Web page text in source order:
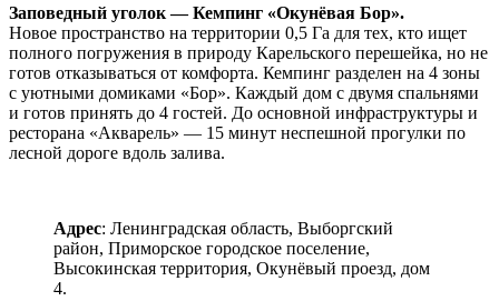
Заповедный уголок — Кемпинг «Окунёвая Бор».
Новое пространство на территории 0,5 Га для тех, кто ищет
полного погружения в природу Карельского перешейка, но не
готов отказываться от комфорта. Кемпинг разделен на 4 зоны
с уютными домиками «Бор». Каждый дом с двумя спальнями
и готов принять до 4 гостей. До основной инфраструктуры и
ресторана «Акварель» — 15 минут неспешной прогулки по
лесной дороге вдоль залива.
Адрес: Ленинградская область, Выборгский
район, Приморское городское поселение,
Высокинская территория, Окунёвый проезд, дом
4.